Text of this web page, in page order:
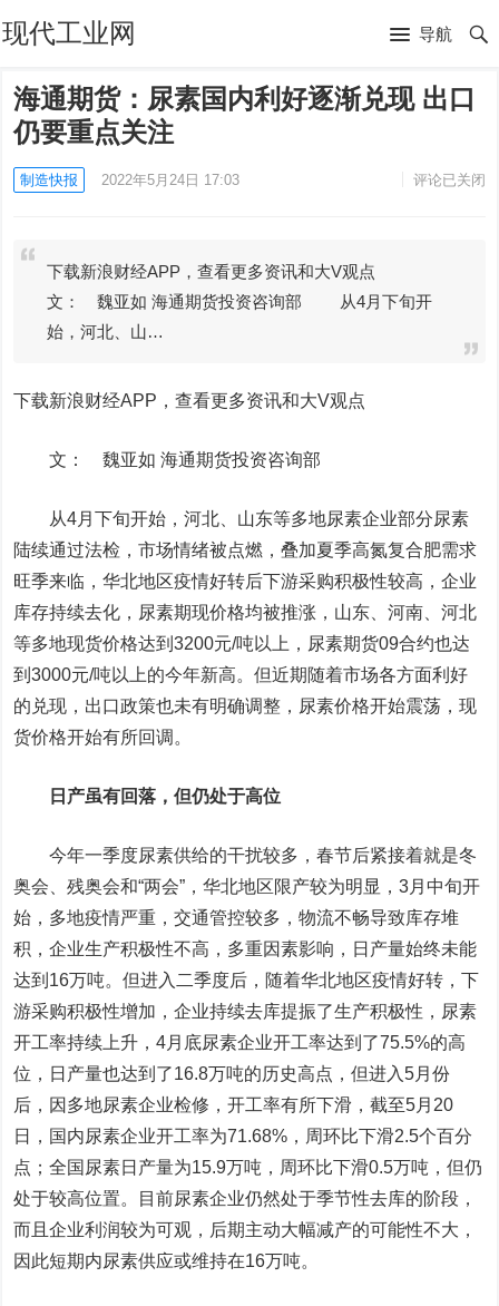
现代工业网 导航
海通期货：尿素国内利好逐渐兑现 出口
仍要重点关注
制造快报 2022年5月24日 17:03 评论已关闭
下载新浪财经APP，查看更多资讯和大V观点
文： 魏亚如 海通期货投资咨询部 从4月下旬开
始，河北、山…
下载新浪财经APP，查看更多资讯和大V观点
文： 魏亚如 海通期货投资咨询部
从4月下旬开始，河北、山东等多地尿素企业部分尿素
陆续通过法检，市场情绪被点燃，叠加夏季高氮复合肥需求
旺季来临，华北地区疫情好转后下游采购积极性较高，企业
库存持续去化，尿素期现价格均被推涨，山东、河南、河北
等多地现货价格达到3200元/吨以上，尿素期货09合约也达
到3000元/吨以上的今年新高。但近期随着市场各方面利好
的兑现，出口政策也未有明确调整，尿素价格开始震荡，现
货价格开始有所回调。
日产虽有回落，但仍处于高位
今年一季度尿素供给的干扰较多，春节后紧接着就是冬
奥会、残奥会和“两会”，华北地区限产较为明显，3月中旬开
始，多地疫情严重，交通管控较多，物流不畅导致库存堆
积，企业生产积极性不高，多重因素影响，日产量始终未能
达到16万吨。但进入二季度后，随着华北地区疫情好转，下
游采购积极性增加，企业持续去库提振了生产积极性，尿素
开工率持续上升，4月底尿素企业开工率达到了75.5%的高
位，日产量也达到了16.8万吨的历史高点，但进入5月份
后，因多地尿素企业检修，开工率有所下滑，截至5月20
日，国内尿素企业开工率为71.68%，周环比下滑2.5个百分
点；全国尿素日产量为15.9万吨，周环比下滑0.5万吨，但仍
处于较高位置。目前尿素企业仍然处于季节性去库的阶段，
而且企业利润较为可观，后期主动大幅减产的可能性不大，
因此短期内尿素供应或维持在16万吨。